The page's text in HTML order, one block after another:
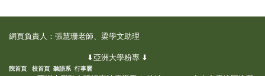
網頁負責人：張慧珊老師、梁學文助理
⬇亞洲大學粉專 ⬇
院首頁 校首頁 聽語系 行事曆